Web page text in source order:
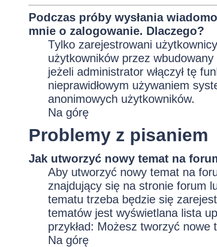
Podczas próby wysłania
mnie o zalogowanie. Dlaczego?
Tylko zarejestrowani
użytkowników przez
jeżeli administrator włączył tę
nieprawidłowym używaniem
anonimowych użytkowników.
Na górę
Problemy z pisaniem
Jak utworzyć nowy temat na
Aby utworzyć nowy temat na
znajdujący się na stronie forum
tematu trzeba będzie się
tematów jest wyświetlana lista
przykład: Możesz tworzyć nowe
Na górę